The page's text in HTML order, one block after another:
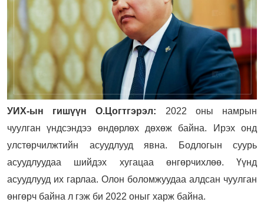
УИХ-ын гишүүн О.Цогтгэрэл: 2022 оны намрын
чуулган үндсэндээ өндөрлөх дөхөж байна. Ирэх онд
улстөрчилжтийн асуудлууд явна. Бодлогын суурь
асуудлуудаа шийдэх хугацаа өнгөрчихлөө. Үүнд
асуудлууд их гарлаа. Олон боломжуудаа алдсан чуулган
өнгөрч байна л гэж би 2022 оныг харж байна.